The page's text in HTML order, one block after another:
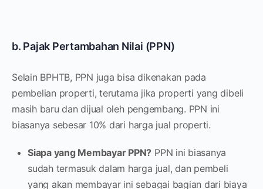
b. Pajak Pertambahan Nilai (PPN)
Selain BPHTB, PPN juga bisa dikenakan pada
pembelian properti, terutama jika properti yang dibeli
masih baru dan dijual oleh pengembang. PPN ini
biasanya sebesar 10% dari harga jual properti.
Siapa yang Membayar PPN? PPN ini biasanya
sudah termasuk dalam harga jual, dan pembeli
yang akan membayar ini sebagai bagian dari biaya